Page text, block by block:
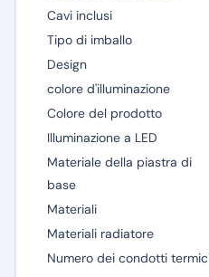
Cavi inclusi
Tipo di imballo
Design
colore d'illuminazione
Colore del prodotto
Illuminazione a LED
Materiale della piastra di
base
Materiali
Materiali radiatore
Numero dei condotti